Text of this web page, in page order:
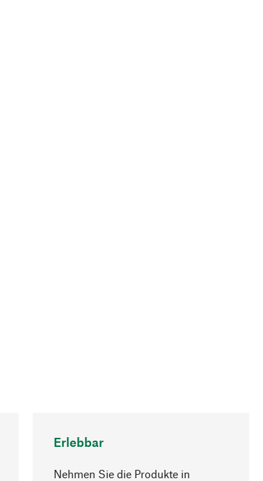
Erlebbar
Nehmen Sie die Produkte in